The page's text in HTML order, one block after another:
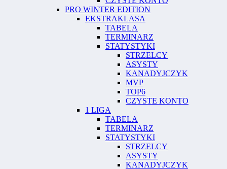
PRO WINTER EDITION
EKSTRAKLASA
TABELA
TERMINARZ
STATYSTYKI
STRZELCY
ASYSTY
KANADYJCZYK
MVP
TOP6
CZYSTE KONTO
1 LIGA
TABELA
TERMINARZ
STATYSTYKI
STRZELCY
ASYSTY
KANADYJCZYK